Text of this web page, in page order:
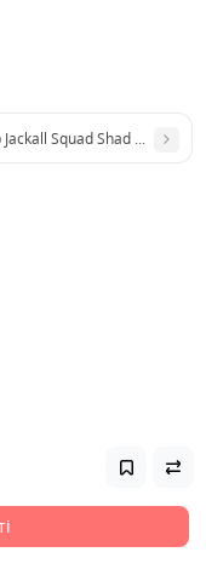
Squad Shad 65SP